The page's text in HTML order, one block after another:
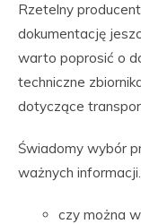
Rzetelny
dokumentację
warto poprosić o
techniczne
dotyczące
Świadomy wybór
ważnych informacji.
czy można